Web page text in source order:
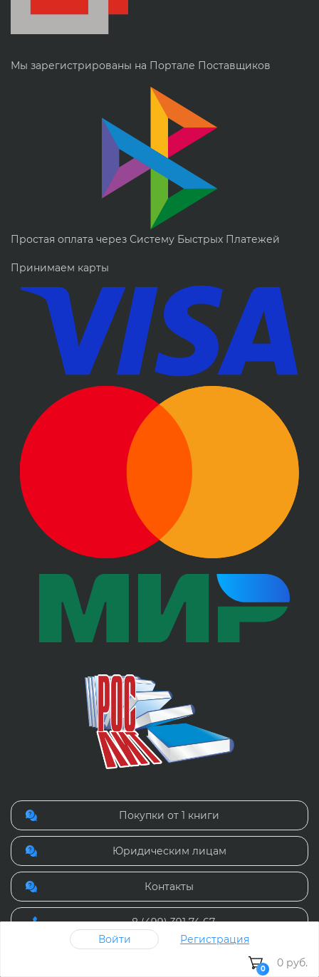
Мы зарегистрированы на Портале Поставщиков
Простая оплата через Систему Быстрых Платежей
Принимаем карты
Покупки от 1 книги
Юридическим лицам
Контакты
8 (499) 391 74 67
Режим работы: Пн-пт с 9:00 - 18:00
Войти Регистрация
0 0 руб.